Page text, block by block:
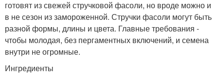
готовят из свежей стручковой фасоли, но вроде можно и
в не сезон из замороженной. Стручки фасоли могут быть
разной формы, длины и цвета. Главные требования -
чтобы молодая, без пергаментных включений, и семена
внутри не огромные.
Ингредиенты